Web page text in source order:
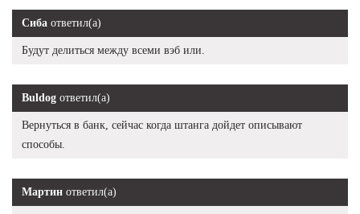
Сиба ответил(а)
Будут делиться между всеми вэб или.
Buldog ответил(а)
Вернуться в банк, сейчас когда штанга дойдет описывают
способы.
Мартин ответил(а)